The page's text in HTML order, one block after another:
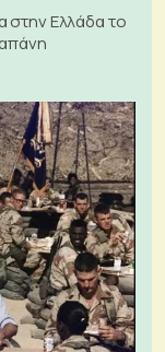
στην Ελλάδα το